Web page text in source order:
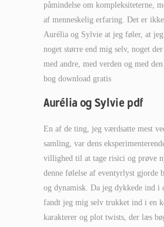
påmindelse om kompleksiteterne,
af menneskelig erfaring. Det er
Aurélia og Sylvie at jeg føler, at
noget større end mig selv, noget
med andre, med verden og med
bog download gratis
Aurélia og Sylvie pdf
En af de ting, jeg værdsatte mest
samling, var dens
villighed til at tage risici og prøve
denne følelse af eventyrlyst gjorde
og dynamisk. Da jeg dykkede ind i
fandt jeg mig selv trukket ind i en
karakterer og plot twists, der læs